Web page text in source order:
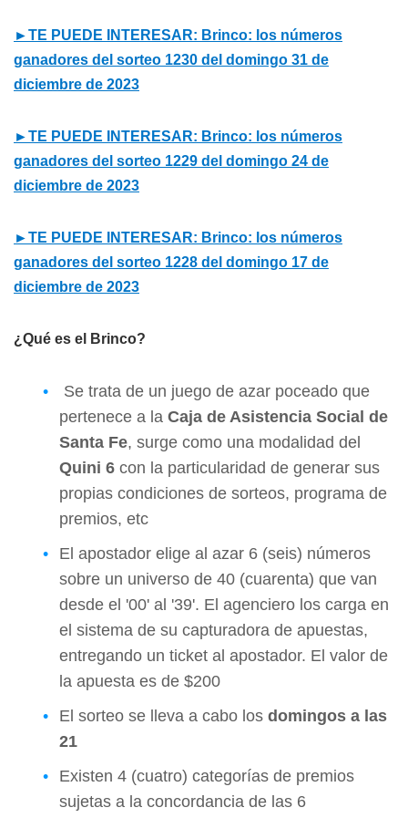
►TE PUEDE INTERESAR: Brinco: los números
ganadores del sorteo 1230 del domingo 31 de
diciembre de 2023
►TE PUEDE INTERESAR: Brinco: los números
ganadores del sorteo 1229 del domingo 24 de
diciembre de 2023
►TE PUEDE INTERESAR: Brinco: los números
ganadores del sorteo 1228 del domingo 17 de
diciembre de 2023
¿Qué es el Brinco?
Se trata de un juego de azar poceado que
pertenece a la Caja de Asistencia Social de
Santa Fe, surge como una modalidad del
Quini 6 con la particularidad de generar sus
propias condiciones de sorteos, programa de
premios, etc
El apostador elige al azar 6 (seis) números
sobre un universo de 40 (cuarenta) que van
desde el '00' al '39'. El agenciero los carga en
el sistema de su capturadora de apuestas,
entregando un ticket al apostador. El valor de
la apuesta es de $200
El sorteo se lleva a cabo los domingos a las
21
Existen 4 (cuatro) categorías de premios
sujetas a la concordancia de las 6